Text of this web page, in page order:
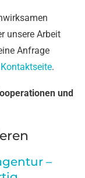
unsere Arbeit
Anfrage
Kontaktseite.
und
–